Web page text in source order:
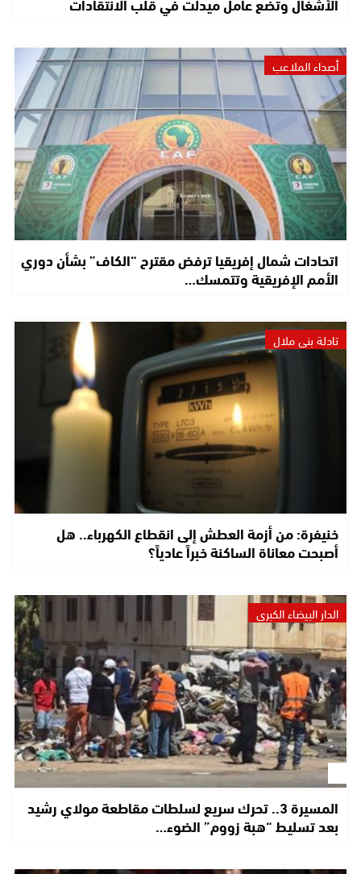
أصداء الملاعب
اتحادات شمال إفريقيا ترفض مقترح “الكاف” بشأن دوري
الأمم الإفريقية وتتمسك…
تادلة بني ملال
خنيفرة: من أزمة العطش إلى انقطاع الكهرباء.. هل
أصبحت معاناة الساكنة خبراً عادياً؟
الدار البيضاء الكبرى
المسيرة 3.. تحرك سريع لسلطات مقاطعة مولاي رشيد
بعد تسليط “هبة زووم” الضوء…